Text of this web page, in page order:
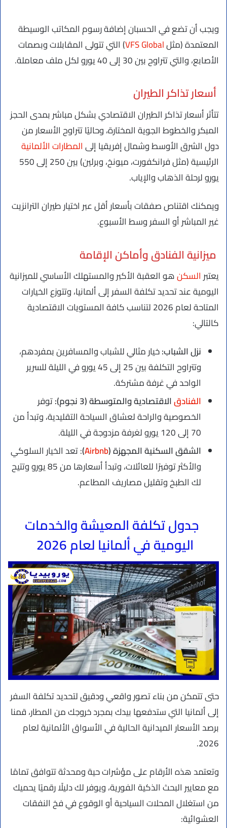
ويجب أن تضع في الحسبان إضافة رسوم المكاتب الوسيطة
المعتمدة (مثلVFS Global) التي تتولى المقابلات وبصمات
الأصابع، والتي تتراوح بين 30 إلى 40 يورو لكل ملف معاملة.
أسعار تذاكر الطيران
تتأثر أسعار تذاكر الطيران الاقتصادي بشكل مباشر بمدى الحجز
المبكر والخطوط الجوية المختارة، وحاليًا تتراوح الأسعار من
دول الشرق الأوسط وشمال إفريقيا إلىالمطارات الألمانية
الرئيسية (مثل فرانكفورت، ميونخ، وبرلين) بين 250 إلى 550
يورو لرحلة الذهاب والإياب.
ويمكنك اقتناص صفقات بأسعار أقل عبر اختيار طيران الترانزيت
غير المباشر أو السفر وسط الأسبوع.
ميزانية الفنادق وأماكن الإقامة
يعتبرالسكنهو العقبة الأكبر والمستهلك الأساسي للميزانية
اليومية عند تحديد تكلفة السفر إلى ألمانيا، وتتوزع الخيارات
المتاحة لعام 2026 لتناسب كافة المستويات الاقتصادية
كالتالي:
نزل الشباب:خيار مثالي للشباب والمسافرين بمفردهم،
وتتراوح التكلفة بين 25 إلى 45 يورو في الليلة للسرير
الواحد في غرفة مشتركة.
الفنادقالاقتصادية والمتوسطة (3 نجوم):
توفر
الخصوصية والراحة لعشاق السياحة التقليدية، وتبدأ من
70 إلى 120 يورو لغرفة مزدوجة في الليلة.
الشقق السكنية المجهزة (Airbnb
): تعد الخيار السلوكي
والأكثر توفيرًا للعائلات، وتبدأ أسعارها من 85 يورو وتتيح
لك الطبخ وتقليل مصاريف المطاعم.
جدول تكلفة المعيشة والخدمات
اليومية في ألمانيا لعام 2026
حتى تتمكن من بناء تصور واقعي ودقيق لتحديد تكلفة السفر
إلى ألمانيا التي ستدفعها بيدك بمجرد خروجك من المطار، قمنا
برصد الأسعار الميدانية الحالية في الأسواق الألمانية لعام
2026.
وتعتمد هذه الأرقام على مؤشرات حية ومحدثة تتوافق تمامًا
مع معايير البحث الذكية الفورية، ويوفر لك دليلًا رقميًا يحميك
من استغلال المحلات السياحية أو الوقوع في فخ النفقات
العشوائية: